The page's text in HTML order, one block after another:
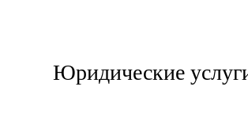
Юридические